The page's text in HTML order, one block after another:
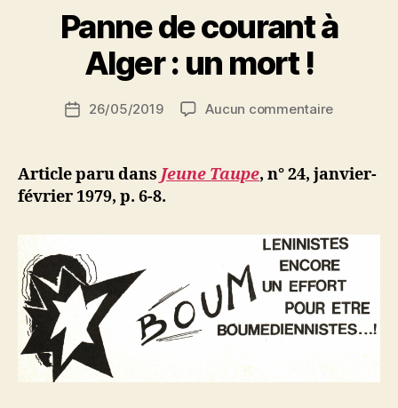
Panne de courant à
Alger : un mort !
de
a
N
ji
b
Date26/05/2019 Aucun commentairesur
courant
un
mort
!
Article paru dans Jeune Taupe, n° 24, janvier-
février 1979, p. 6-8.